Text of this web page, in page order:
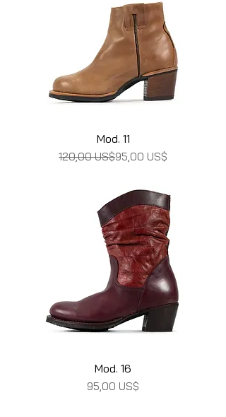
Mod. 11
Precio
120,00 US$Precio de oferta
95,00 US$
Mod. 16
Precio
95,00 US$